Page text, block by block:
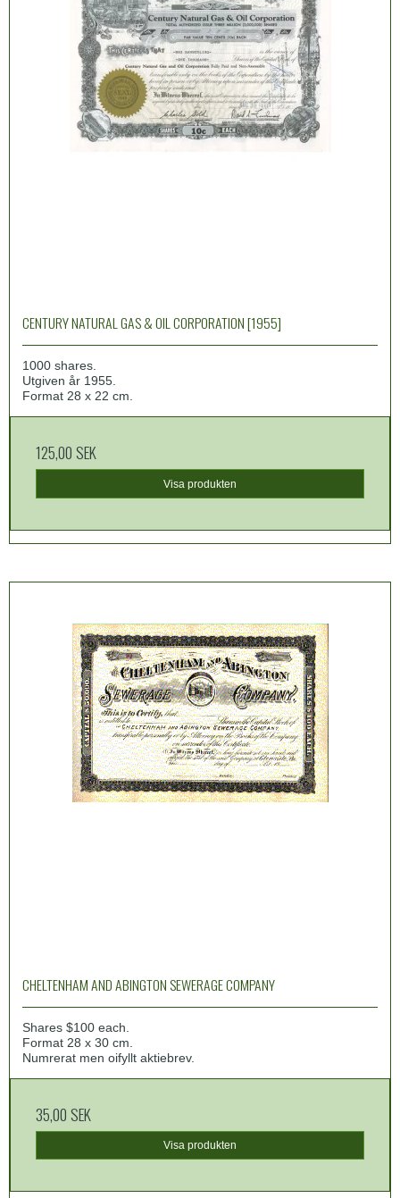
CENTURY NATURAL GAS & OIL CORPORATION [1955]
1000 shares.
Utgiven år 1955.
Format 28 x 22 cm.
125,00 SEK
Visa produkten
CHELTENHAM AND ABINGTON SEWERAGE COMPANY
Shares $100 each.
Format 28 x 30 cm.
Numrerat men oifyllt aktiebrev.
35,00 SEK
Visa produkten